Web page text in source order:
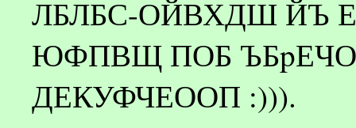
ЛБЛБС-ОЙВХДШ ЙЪ
ЮФПВЩ ПОБ
ДЕКУФЧЕООП :))).